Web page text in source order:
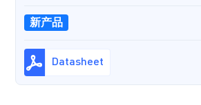
新产品
Datasheet